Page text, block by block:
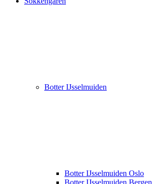
Botter IJsselmuiden
Botter IJsselmuiden Oslo
Botter IJsselmuiden Bergen